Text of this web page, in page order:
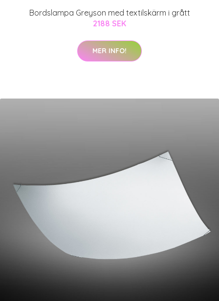
Bordslampa Greyson med textilskärm i grått
2188 SEK
MER INFO!